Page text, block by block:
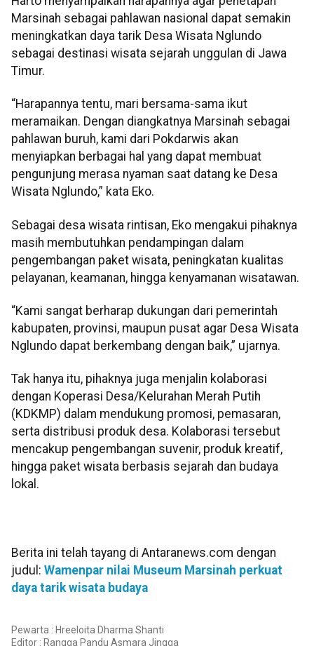
Marsinah sebagai pahlawan nasional dapat semakin
meningkatkan daya tarik Desa Wisata Nglundo
sebagai destinasi wisata sejarah unggulan di Jawa
Timur.
“Harapannya tentu, mari bersama-sama ikut
meramaikan. Dengan diangkatnya Marsinah sebagai
pahlawan buruh, kami dari Pokdarwis akan
menyiapkan berbagai hal yang dapat membuat
pengunjung merasa nyaman saat datang ke Desa
Wisata Nglundo,” kata Eko.
Sebagai desa wisata rintisan, Eko mengakui pihaknya
masih membutuhkan pendampingan dalam
pengembangan paket wisata, peningkatan kualitas
pelayanan, keamanan, hingga kenyamanan wisatawan.
“Kami sangat berharap dukungan dari pemerintah
kabupaten, provinsi, maupun pusat agar Desa Wisata
Nglundo dapat berkembang dengan baik,” ujarnya.
Tak hanya itu, pihaknya juga menjalin kolaborasi
dengan Koperasi Desa/Kelurahan Merah Putih
(KDKMP) dalam mendukung promosi, pemasaran,
serta distribusi produk desa. Kolaborasi tersebut
mencakup pengembangan suvenir, produk kreatif,
hingga paket wisata berbasis sejarah dan budaya
lokal.
Berita ini telah tayang di Antaranews.com dengan
judul: Wamenpar nilai Museum Marsinah perkuat
daya tarik wisata budaya
Pewarta : Hreeloita Dharma Shanti
Editor : Rangga Pandu Asmara Jingga